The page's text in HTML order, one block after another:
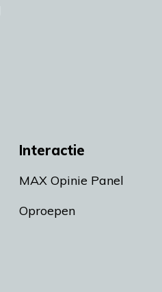
Interactie
MAX Opinie Panel
Oproepen